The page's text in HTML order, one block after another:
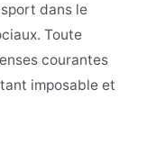
dans le
Toute
courantes
imposable et